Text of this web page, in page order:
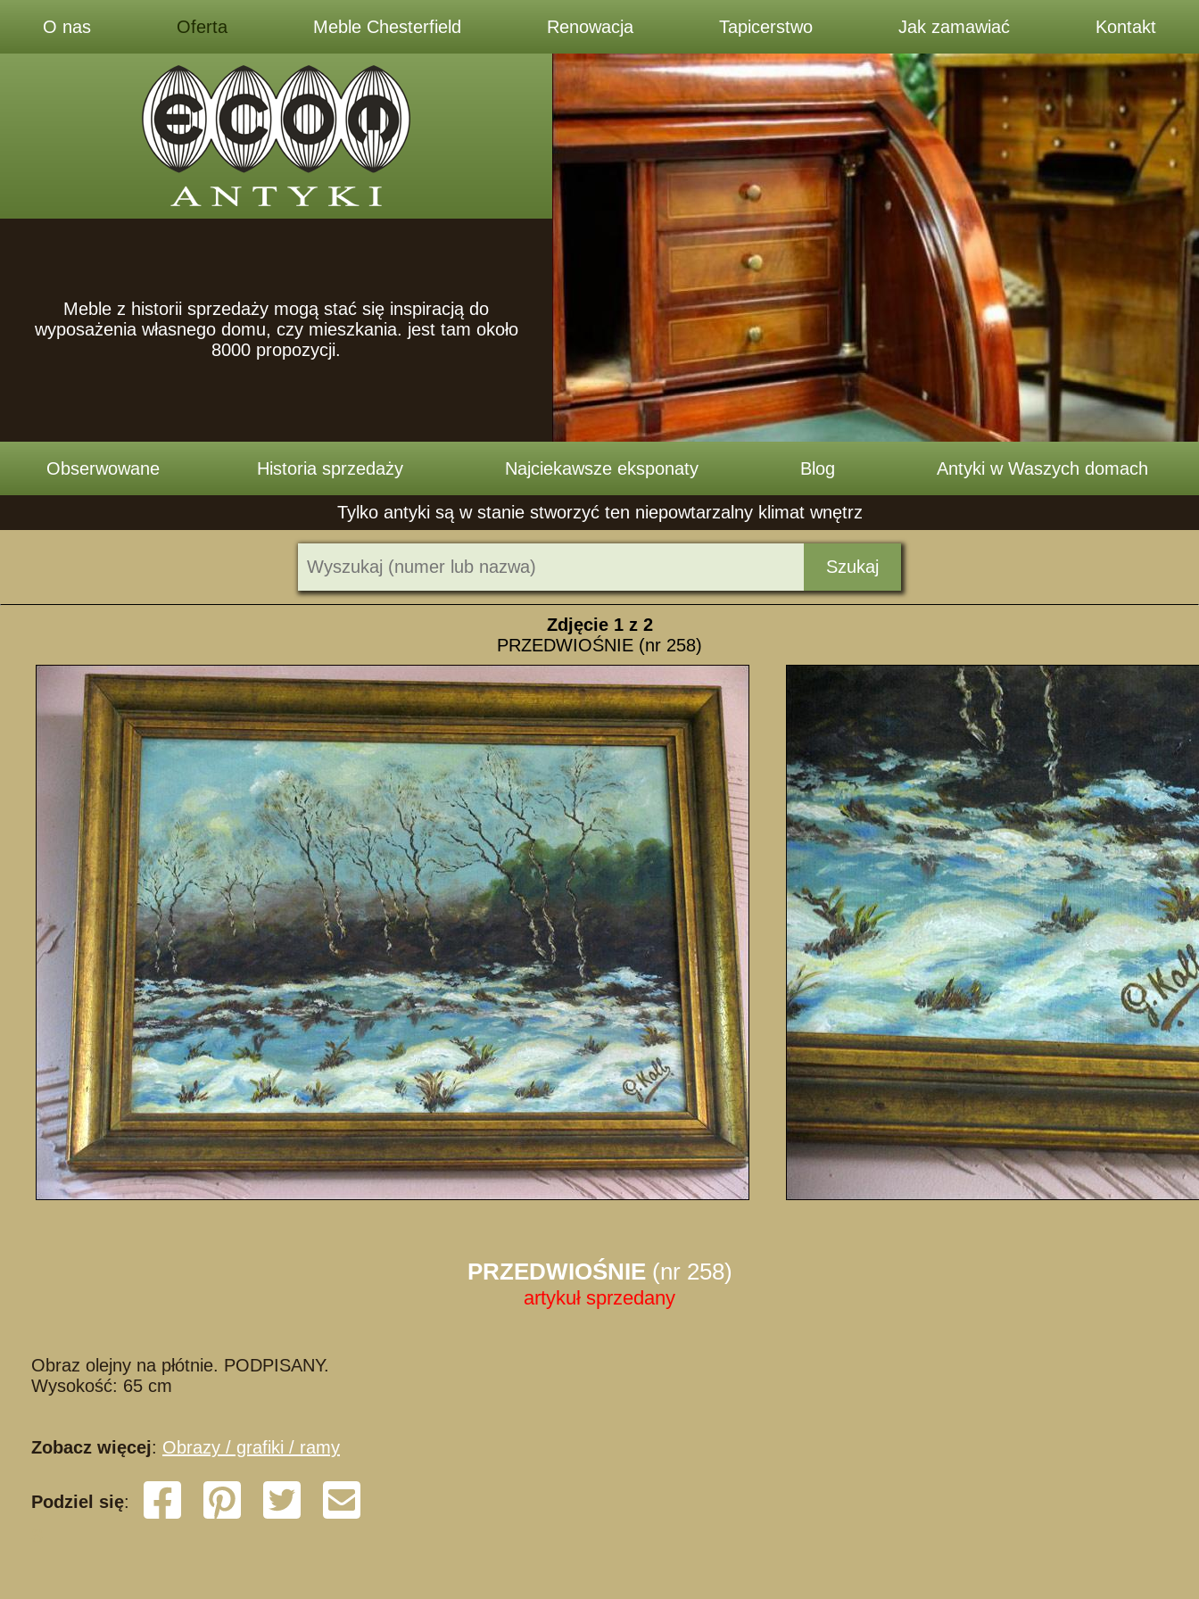
O nas Oferta Meble Chesterfield Renowacja Tapicerstwo Jak zamawiać Kontakt
Meble z historii sprzedaży mogą stać się inspiracją do
wyposażenia własnego domu, czy mieszkania. jest tam około
8000 propozycji.
Obserwowane Historia sprzedaży Najciekawsze eksponaty Blog Antyki w Waszych domach
Tylko antyki są w stanie stworzyć ten niepowtarzalny klimat wnętrz
Szukaj
Zdjęcie 1z 2
PRZEDWIOŚNIE (nr 258)
PRZEDWIOŚNIE (nr 258)
artykuł sprzedany
Obraz olejny na płótnie. PODPISANY.
Wysokość: 65 cm
Zobacz więcej: Obrazy / grafiki / ramy
Podziel się: